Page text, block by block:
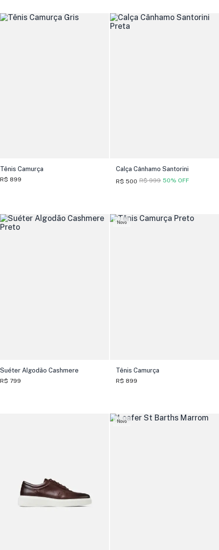
Tênis Camurça
R$ 899
Calça Cânhamo Santorini
R$ 500 50% OFF
R$ 999
Suéter Algodão Cashmere
R$ 799
Novo
Tênis Camurça
R$ 899
Novo